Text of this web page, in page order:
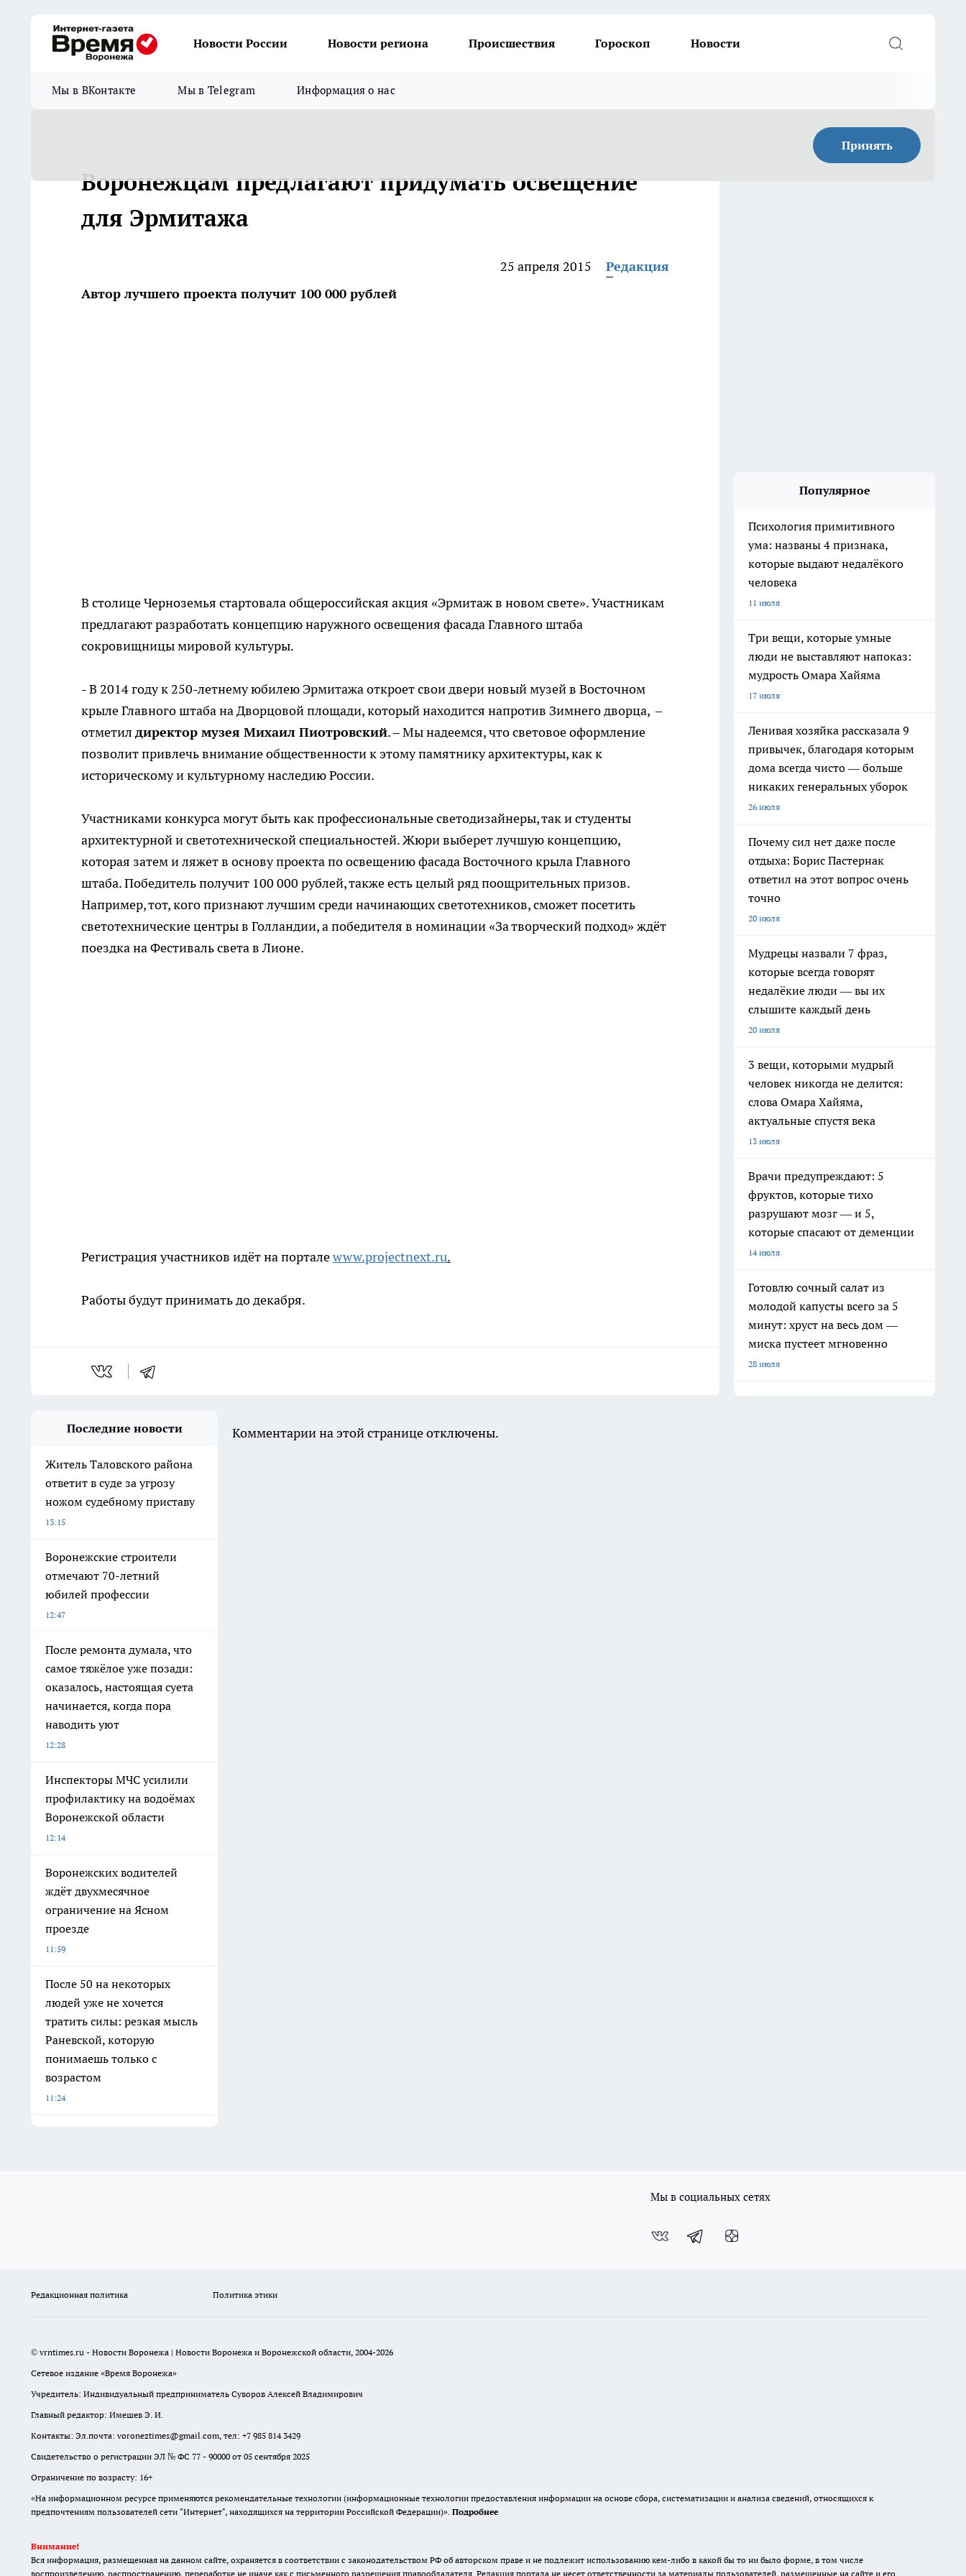
Новости России Новости региона Происшествия Гороскоп Новости
Мы в ВКонтакте Мы в Telegram Информация о нас
Принять
Воронежцам предлагают придумать освещение
для Эрмитажа
25 апреля 2015
Редакция
Автор лучшего проекта получит 100 000 рублей
В столице Черноземья стартовала общероссийская акция «Эрмитаж в новом свете». Участникам
предлагают разработать концепцию наружного освещения фасада Главного штаба
сокровищницы мировой культуры.
- В 2014 году к 250-летнему юбилею Эрмитажа откроет свои двери новый музей в Восточном
крыле Главного штаба на Дворцовой площади, который находится напротив Зимнего дворца, –
отметил директор музея Михаил Пиотровский. – Мы надеемся, что световое оформление
позволит привлечь внимание общественности к этому памятнику архитектуры, как к
историческому и культурному наследию России.
Участниками конкурса могут быть как профессиональные светодизайнеры, так и студенты
архитектурной и светотехнической специальностей. Жюри выберет лучшую концепцию,
которая затем и ляжет в основу проекта по освещению фасада Восточного крыла Главного
штаба. Победитель получит 100 000 рублей, также есть целый ряд поощрительных призов.
Например, тот, кого признают лучшим среди начинающих светотехников, сможет посетить
светотехнические центры в Голландии, а победителя в номинации «За творческий подход» ждёт
поездка на Фестиваль света в Лионе.
Регистрация участников идёт на порталеwww.projectnext.ru.
Работы будут принимать до декабря.
Популярное
Психология примитивного
ума: названы 4 признака,
которые выдают недалёкого
человека
11 июля
Три вещи, которые умные
люди не выставляют напоказ:
мудрость Омара Хайяма
17 июля
Ленивая хозяйка рассказала 9
привычек, благодаря которым
дома всегда чисто — больше
никаких генеральных уборок
26 июля
Почему сил нет даже после
отдыха: Борис Пастернак
ответил на этот вопрос очень
точно
20 июля
Мудрецы назвали 7 фраз,
которые всегда говорят
недалёкие люди — вы их
слышите каждый день
20 июля
3 вещи, которыми мудрый
человек никогда не делится:
слова Омара Хайяма,
актуальные спустя века
13 июля
Врачи предупреждают: 5
фруктов, которые тихо
разрушают мозг — и 5,
которые спасают от деменции
14 июля
Готовлю сочный салат из
молодой капусты всего за 5
минут: хруст на весь дом —
миска пустеет мгновенно
28 июля
Последние новости
Житель Таловского района
ответит в суде за угрозу
ножом судебному приставу
13:15
Воронежские строители
отмечают 70-летний
юбилей профессии
12:47
После ремонта думала, что
самое тяжёлое уже позади:
оказалось, настоящая суета
начинается, когда пора
наводить уют
12:28
Инспекторы МЧС усилили
профилактику на водоёмах
Воронежской области
12:14
Воронежских водителей
ждёт двухмесячное
ограничение на Ясном
проезде
11:59
После 50 на некоторых
людей уже не хочется
тратить силы: резкая мысль
Раневской, которую
понимаешь только с
возрастом
11:24
Комментарии на этой странице отключены.
Мы в социальных сетях
Редакционная политика Политика этики
© vrntimes.ru - Новости Воронежа | Новости Воронежа и Воронежской области, 2004-2026
Сетевое издание «Время Воронежа»
Учредитель: Индивидуальный предприниматель Суворов Алексей Владимирович
Главный редактор: Имешев Э. И.
Контакты: Эл.почта: voroneztimes@gmail.com, тел: +7 985 814 3429
Свидетельство о регистрации ЭЛ № ФС 77 - 90000 от 05 сентября 2025
Ограничение по возрасту: 16+
«На информационном ресурсе применяются рекомендательные технологии (информационные технологии предоставления информации на основе сбора, систематизации и анализа сведений, относящихся к
предпочтениям пользователей сети "Интернет", находящихся на территории Российской Федерации)». Подробнее
Внимание!
Вся информация, размещенная на данном сайте, охраняется в соответствии с законодательством РФ об авторском праве и не подлежит использованию кем-либо в какой бы то ни было форме, в том числе
воспроизведению, распространению, переработке не иначе как с письменного разрешения правообладателя. Редакция портала не несет ответственности за материалы пользователей, размещенные на сайте и его